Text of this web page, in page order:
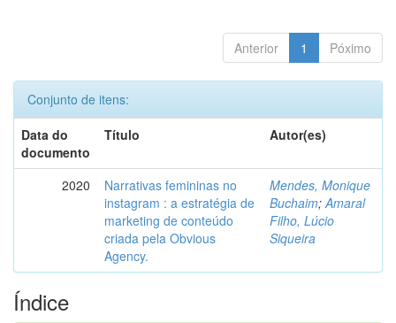
Anterior 1 Póximo
Conjunto de itens:
Data do
documento
Título Autor(es)
2020
Narrativas femininas no
instagram : a estratégia de
marketing de conteúdo
criada pela Obvious
Agency.
Mendes, Monique
Buchaim;Amaral
Filho, Lúcio
Siqueira
Índice